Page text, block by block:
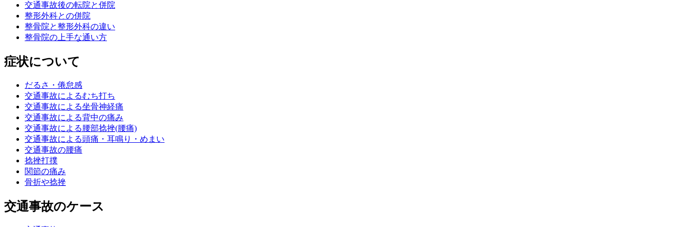
交通事故後の転院と併院
整形外科との併院
整骨院と整形外科の違い
整骨院の上手な通い方
症状について
だるさ・倦怠感
交通事故によるむち打ち
交通事故による坐骨神経痛
交通事故による背中の痛み
交通事故による腰部捻挫(腰痛)
交通事故による頭痛・耳鳴り・めまい
交通事故の腰痛
捻挫打撲
関節の痛み
骨折や捻挫
交通事故のケース